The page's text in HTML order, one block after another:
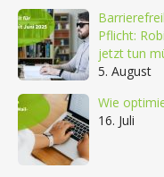
Pflicht:
jetzt tun
5. August
Wie
16. Juli